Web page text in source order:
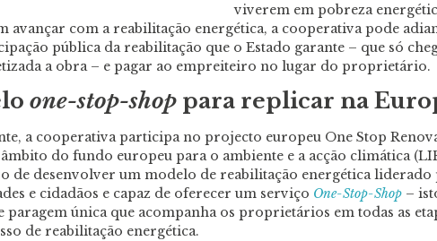
viverem em pobreza
avançar com a reabilitação energética, a cooperativa pode
pública da reabilitação que o Estado garante – que só
a obra – e pagar ao empreiteiro no lugar do proprietário.
one-stop-shop para replicar na
a cooperativa participa no projecto europeu One Stop
do fundo europeu para o ambiente e a acção climática
de desenvolver um modelo de reabilitação energética liderado
e cidadãos e capaz de oferecer um serviço One-Stop-Shop –
paragem única que acompanha os proprietários em todas as
de reabilitação energética.